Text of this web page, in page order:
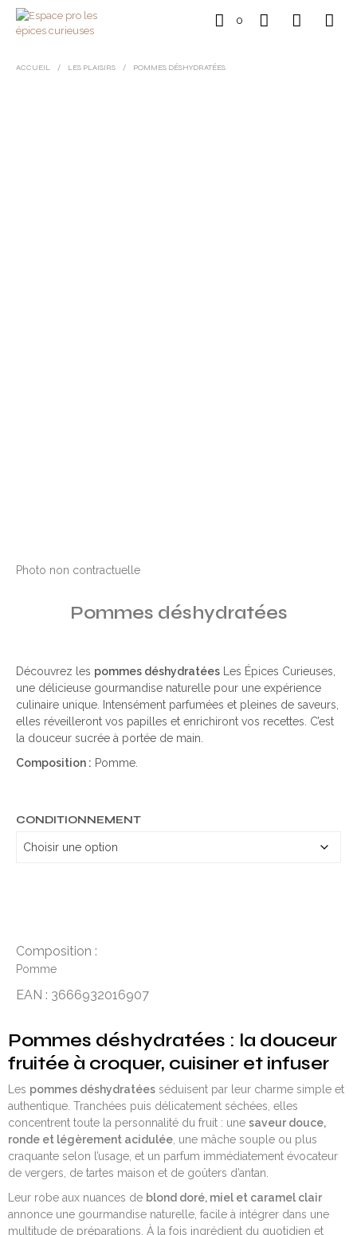
0
ACCUEIL / LES PLAISIRS / POMMES DÉSHYDRATÉES
Photo non contractuelle
Pommes déshydratées
Découvrez les pommes déshydratées Les Épices Curieuses,
une délicieuse gourmandise naturelle pour une expérience
culinaire unique. Intensément parfumées et pleines de saveurs,
elles réveilleront vos papilles et enrichiront vos recettes. C’est
la douceur sucrée à portée de main.
Composition : Pomme.
CONDITIONNEMENT
Composition :
Pomme
EAN : 3666932016907
Pommes déshydratées : la douceur
fruitée à croquer, cuisiner et infuser
Les pommes déshydratées séduisent par leur charme simple et
authentique. Tranchées puis délicatement séchées, elles
concentrent toute la personnalité du fruit : une saveur douce,
ronde et légèrement acidulée , une mâche souple ou plus
craquante selon l’usage, et un parfum immédiatement évocateur
de vergers, de tartes maison et de goûters d’antan.
Leur robe aux nuances de blond doré, miel et caramel clair
annonce une gourmandise naturelle, facile à intégrer dans une
multitude de préparations. À la fois ingrédient du quotidien et